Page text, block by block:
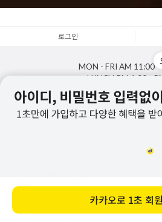
메뉴 홈 찜 장바
로그인
MON - FRI AM 11:00 -
LUNCHPM 1:00 -
SAT,SUN,HOLIDAY
통화량이 많아 연결이 어려울경우 문의하
최대한 신속한 답변드리
카카오로 1초 회